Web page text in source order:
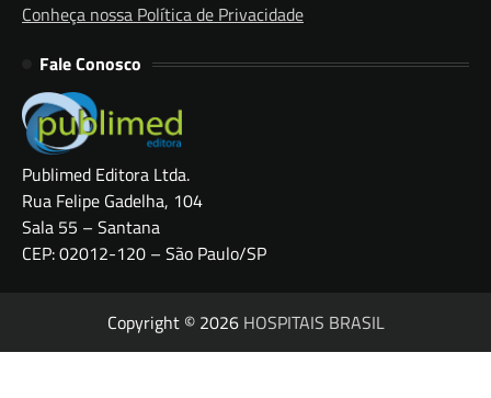
Conheça nossa Política de Privacidade
Fale Conosco
Publimed Editora Ltda.
Rua Felipe Gadelha, 104
Sala 55 – Santana
CEP: 02012-120 – São Paulo/SP
Copyright © 2026 HOSPITAIS BRASIL